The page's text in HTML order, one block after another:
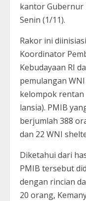
kantor Gubernur
Senin (1/11).
Rakor ini
Koordinator
Kebudayaan RI
pemulangan
kelompok rentan
lansia). PMIB
berjumlah 388
dan 22 WNI
Diketahui dari
PMIB tersebut
dengan rincian
20 orang,